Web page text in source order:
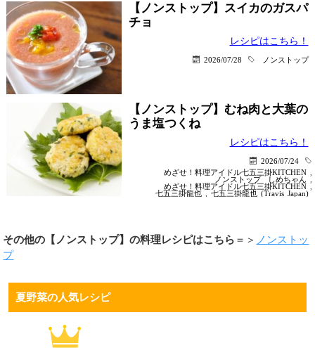
【ノンストップ】スイカのガスパ
チョ
レシピはこちら！
2026/07/28 ノンストップ
【ノンストップ】むね肉と大葉の
うま塩つくね
レシピはこちら！
2026/07/24
めざせ！料理アイドル七五三掛KITCHEN
ノンストップ
しめちゃん ,
めざせ！料理アイドル七五三掛KITCHEN ,
七五三掛龍也
七五三掛龍也 (Travis Japan)
その他の【ノンストップ】の料理レシピはこちら ＝＞ ノンストッ
プ
夏野菜の人気レシピ